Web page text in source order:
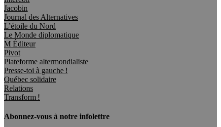
Jacobin
Journal des Alternatives
L’étoile du Nord
Le Monde diplomatique
M Éditeur
Pivot
Plateforme altermondialiste
Presse-toi à gauche !
Québec solidaire
Relations
Transform !
Abonnez-vous à notre infolettre